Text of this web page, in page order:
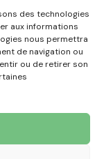
des technologies
aux informations
nous permettra
de navigation ou
ou de retirer son